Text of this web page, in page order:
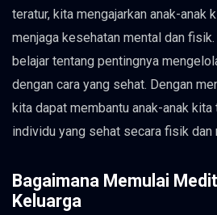
teratur, kita mengajarkan anak-anak
menjaga kesehatan mental dan
belajar tentang pentingnya
dengan cara yang sehat. Dengan
kita dapat membantu anak-anak kita
individu yang sehat secara fisik dan
Bagaimana Memulai
Keluarga